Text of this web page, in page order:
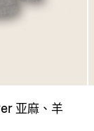
亚麻、羊